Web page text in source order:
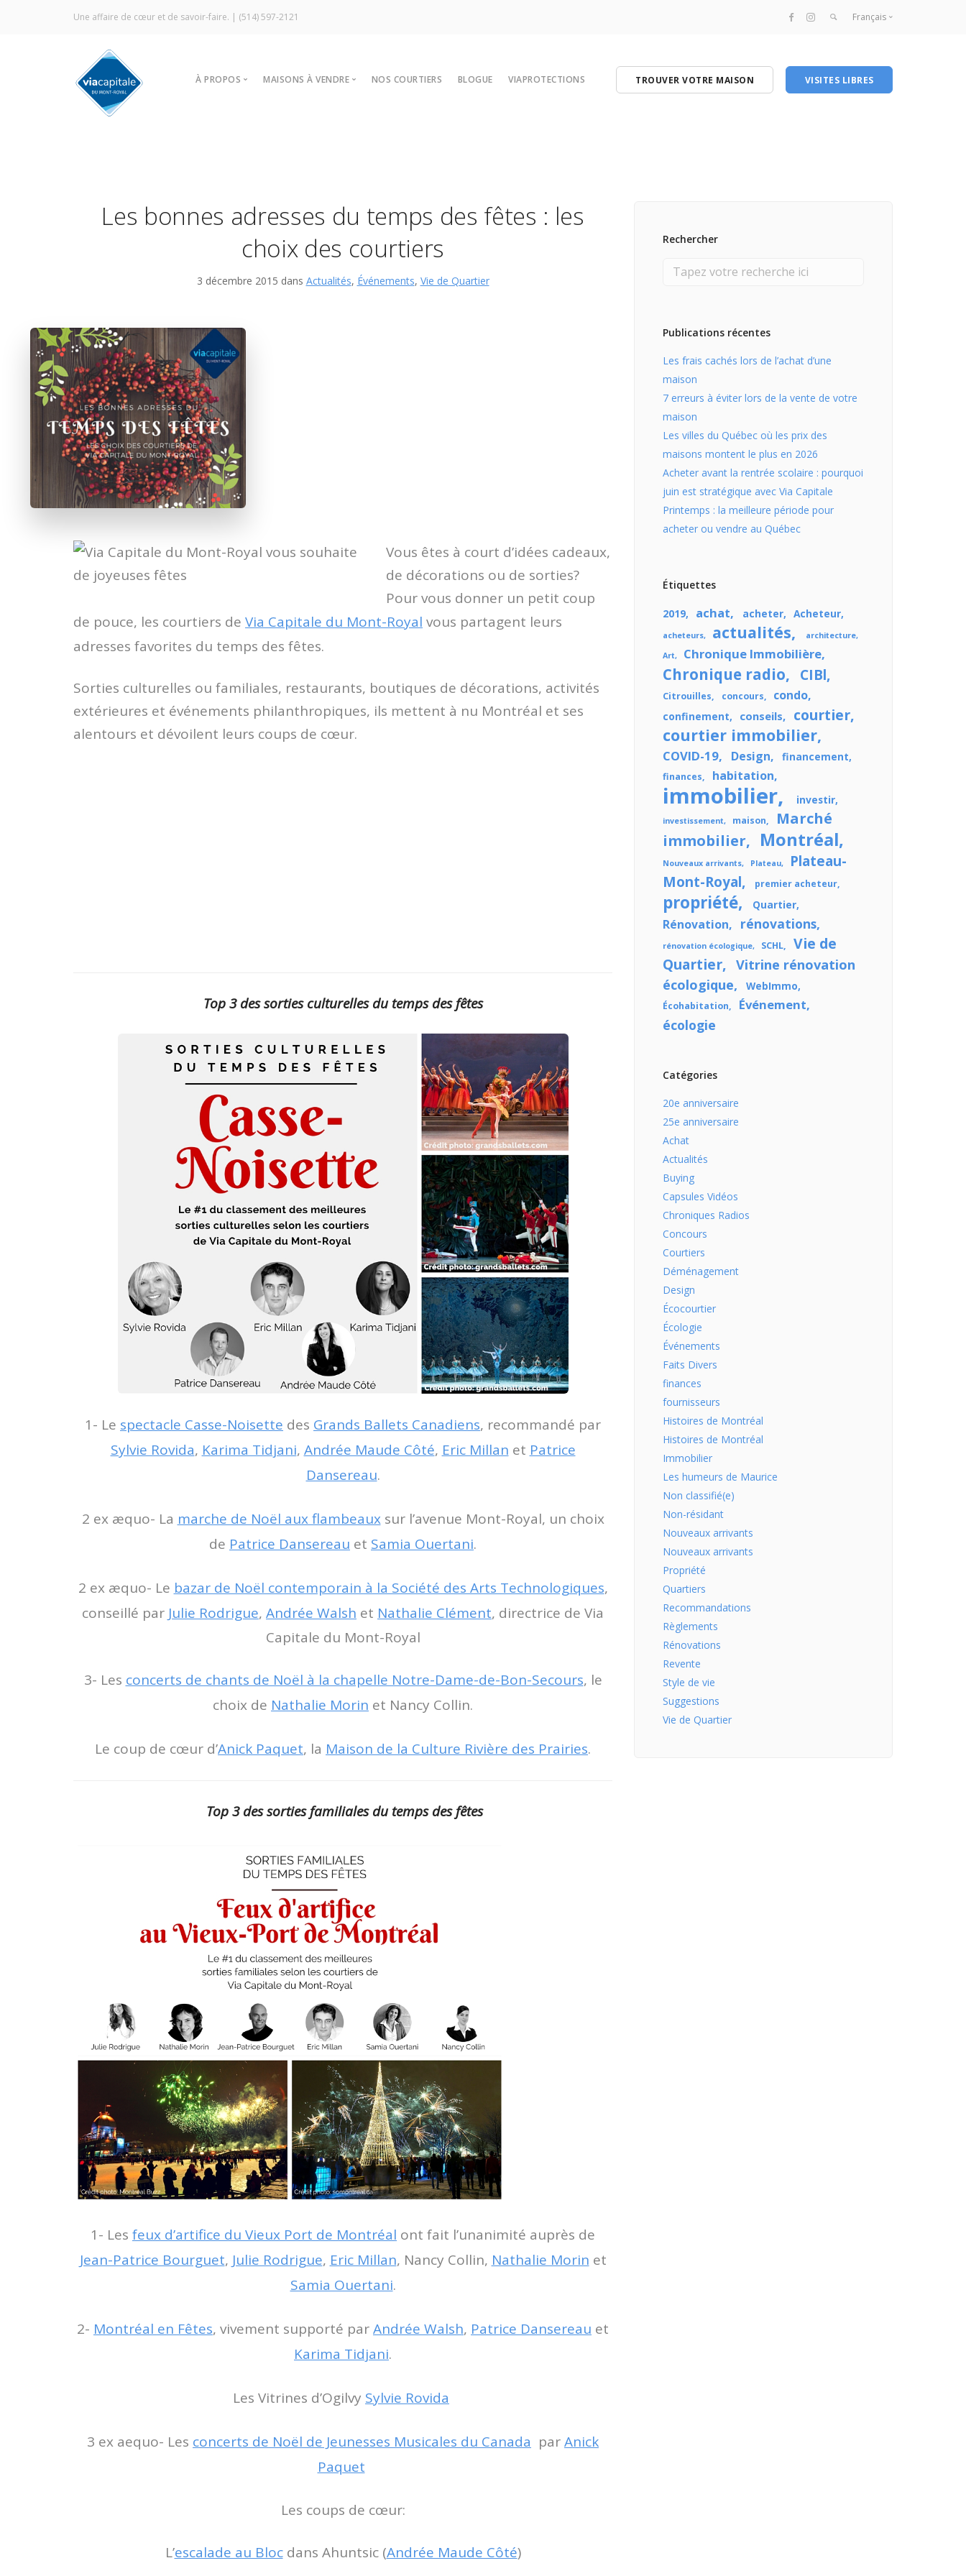
Une affaire de cœur et de savoir-faire. | (514) 597-2121 Français
English
À PROPOS
Commercial
Témoignages
MAISONS À VENDRE NOS COURTIERS BLOGUE VIAPROTECTIONS TROUVER VOTRE MAISON VISITES LIBRES
Les bonnes adresses du temps des fêtes : les
choix des courtiers
3 décembre 2015 dans Actualités, Événements, Vie de Quartier
Vous êtes à court d’idées cadeaux,
de décorations ou de sorties?
Pour vous donner un petit coup
de pouce, les courtiers de Via Capitale du Mont-Royal vous partagent leurs
adresses favorites du temps des fêtes.
Sorties culturelles ou familiales, restaurants, boutiques de décorations, activités
extérieures et événements philanthropiques, ils mettent à nu Montréal et ses
alentours et dévoilent leurs coups de cœur.
Top 3 des sorties culturelles du tempsdes fêtes
1- Le spectacle Casse-Noisette des Grands Ballets Canadiens, recommandé par
Sylvie Rovida, Karima Tidjani, Andrée Maude Côté, Eric Millan et Patrice
Dansereau.
2 ex æquo- La marche de Noël aux flambeauxsur l’avenue Mont-Royal, un choix
de Patrice Dansereau et Samia Ouertani.
2 ex æquo- Le bazar de Noël contemporain à la Société des Arts Technologiques,
conseillé par Julie Rodrigue, Andrée Walsh et Nathalie Clément, directrice de Via
Capitale du Mont-Royal
3- Les concerts de chants de Noël à la chapelle Notre-Dame-de-Bon-Secours, le
choix de Nathalie Morin et Nancy Collin.
Le coup de cœur d’Anick Paquet, la Maison de la Culture Rivière des Prairies.
Top 3 des sorties familiales du temps des fêtes
1- Les feux d’artifice du Vieux Port de Montréal ont fait l’unanimité auprès de
Jean-Patrice Bourguet, Julie Rodrigue, Eric Millan, Nancy Collin, Nathalie Morin et
Samia Ouertani.
2- Montréal en Fêtes, vivement supporté parAndrée Walsh, Patrice Dansereau et
Karima Tidjani.
Les Vitrines d’Ogilvy Sylvie Rovida
3 ex aequo- Les concerts de Noël de Jeunesses Musicales du Canada parAnick
Paquet
Les coups de cœur:
L’escalade au Blocdans Ahuntsic (Andrée Maude Côté)
Rechercher
Publications récentes
Les frais cachés lors de l’achat d’une
maison
7 erreurs à éviter lors de la vente de votre
maison
Les villes du Québec où les prix des
maisons montent le plus en 2026
Acheter avant la rentrée scolaire : pourquoi
juin est stratégique avec Via Capitale
Printemps : la meilleure période pour
acheter ou vendre au Québec
Étiquettes
2019 achat acheter Acheteur
acheteurs actualités
architecture
Art
Chronique Immobilière
Chronique radio CIBl
Citrouilles concours condo
confinement conseils courtier
courtier immobilier
COVID-19 Design financement
finances habitation
immobilier investir
investissement maison
Marché
immobilier
Montréal
Nouveaux arrivants Plateau
Plateau-
Mont-Royal
premier acheteur
propriété Quartier
Rénovation rénovations
rénovation écologique SCHL
Vie de
Quartier
Vitrine rénovation
écologique
WebImmo
Écohabitation Événement
écologie
Catégories
20e anniversaire
25e anniversaire
Achat
Actualités
Buying
Capsules Vidéos
Chroniques Radios
Concours
Courtiers
Déménagement
Design
Écocourtier
Écologie
Événements
Faits Divers
finances
fournisseurs
Histoires de Montréal
Histoires de Montréal
Immobilier
Les humeurs de Maurice
Non classifié(e)
Non-résidant
Nouveaux arrivants
Nouveaux arrivants
Propriété
Quartiers
Recommandations
Règlements
Rénovations
Revente
Style de vie
Suggestions
Vie de Quartier